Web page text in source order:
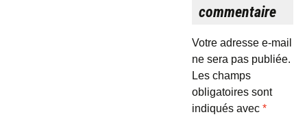
commentaire
Votre adresse e-mail
ne sera pas publiée.
Les champs
obligatoires sont
indiqués avec *